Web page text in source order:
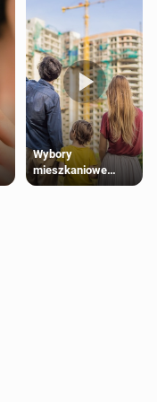
Wybory
mieszkaniowe
Polaków 2025